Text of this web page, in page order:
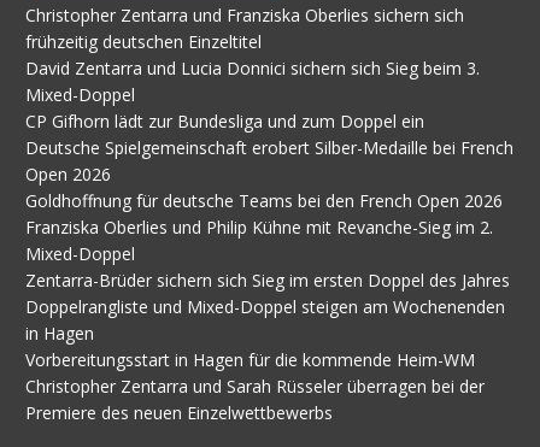
Christopher Zentarra und Franziska Oberlies sichern sich
frühzeitig deutschen Einzeltitel
David Zentarra und Lucia Donnici sichern sich Sieg beim 3.
Mixed-Doppel
CP Gifhorn lädt zur Bundesliga und zum Doppel ein
Deutsche Spielgemeinschaft erobert Silber-Medaille bei French
Open 2026
Goldhoffnung für deutsche Teams bei den French Open 2026
Franziska Oberlies und Philip Kühne mit Revanche-Sieg im 2.
Mixed-Doppel
Zentarra-Brüder sichern sich Sieg im ersten Doppel des Jahres
Doppelrangliste und Mixed-Doppel steigen am Wochenenden
in Hagen
Vorbereitungsstart in Hagen für die kommende Heim-WM
Christopher Zentarra und Sarah Rüsseler überragen bei der
Premiere des neuen Einzelwettbewerbs